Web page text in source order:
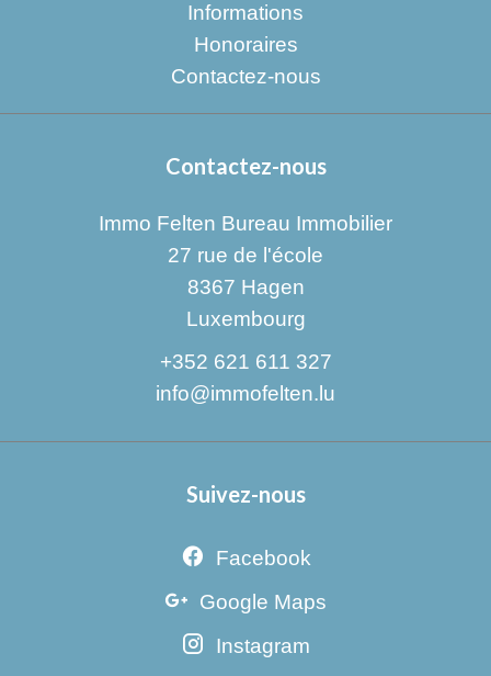
Informations
Honoraires
Contactez-nous
Contactez-nous
Immo Felten Bureau Immobilier
27 rue de l'école
8367 Hagen
Luxembourg
+352 621 611 327
info@immofelten.lu
Suivez-nous
Facebook
Google Maps
Instagram